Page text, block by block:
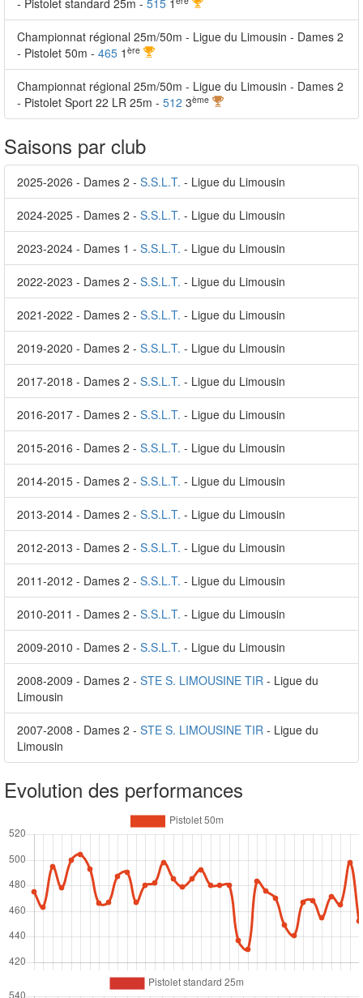
- Pistolet standard 25m - 515 1
Championnat régional 25m/50m - Ligue du Limousin - Dames 2
- Pistolet 50m - 465 1 ère
Championnat régional 25m/50m - Ligue du Limousin - Dames 2
- Pistolet Sport 22 LR 25m - 512 3ème
Saisons par club
2025-2026 - Dames 2 - S.S.L.T. - Ligue du Limousin
2024-2025 - Dames 2 - S.S.L.T. - Ligue du Limousin
2023-2024 - Dames 1 - S.S.L.T. - Ligue du Limousin
2022-2023 - Dames 2 - S.S.L.T. - Ligue du Limousin
2021-2022 - Dames 2 - S.S.L.T. - Ligue du Limousin
2019-2020 - Dames 2 - S.S.L.T. - Ligue du Limousin
2017-2018 - Dames 2 - S.S.L.T. - Ligue du Limousin
2016-2017 - Dames 2 - S.S.L.T. - Ligue du Limousin
2015-2016 - Dames 2 - S.S.L.T. - Ligue du Limousin
2014-2015 - Dames 2 - S.S.L.T. - Ligue du Limousin
2013-2014 - Dames 2 - S.S.L.T. - Ligue du Limousin
2012-2013 - Dames 2 - S.S.L.T. - Ligue du Limousin
2011-2012 - Dames 2 - S.S.L.T. - Ligue du Limousin
2010-2011 - Dames 2 - S.S.L.T. - Ligue du Limousin
2009-2010 - Dames 2 - S.S.L.T. - Ligue du Limousin
2008-2009 - Dames 2 - STE S. LIMOUSINE TIR - Ligue du
Limousin
2007-2008 - Dames 2 - STE S. LIMOUSINE TIR - Ligue du
Limousin
Evolution des performances